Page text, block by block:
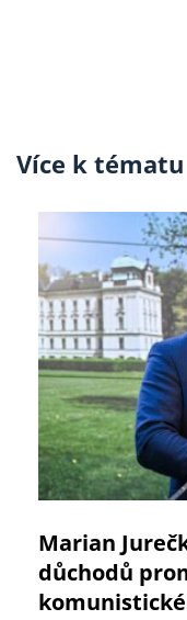
Více k tématu
Marian
důchodů